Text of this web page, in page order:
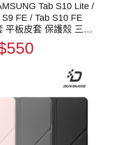
Tab S10 Lite /
FE / Tab S10 FE
平板皮套 保護殼 三折
套 側翻皮套 預